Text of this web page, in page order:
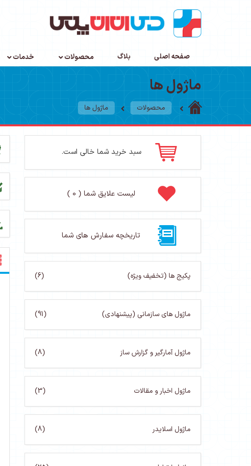
صفحه اصلی بلاگ محصولات خدمات
ماژول ها
محصولات ماژول ها
سبد خرید شما خالی است.
لیست علایق شما ( 0 )
تاریخچه سفارش های شما
پکیج ها (تخفیف ویژه) (6)
ماژول های سازمانی (پیشنهادی) (91)
ماژول آمارگیر و گزارش ساز (8)
ماژول اخبار و مقالات (3)
ماژول اسلایدر (8)